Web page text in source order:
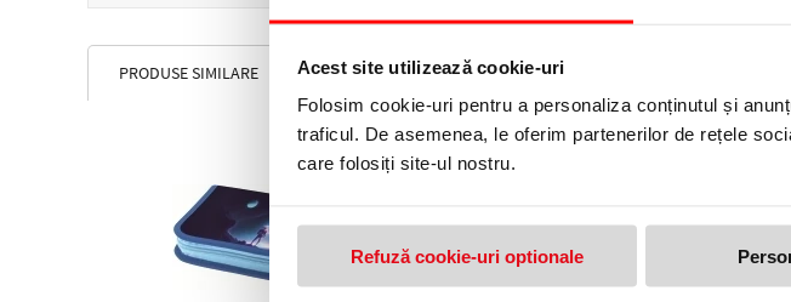
Acest site utilizează cookie-uri
Folosim cookie-uri pentru a personaliza conținutul și
traficul. De asemenea, le oferim partenerilor de rețele
care folosiți site-ul nostru.
Refuză cookie-uri optionale
PRODUSE SIMILARE